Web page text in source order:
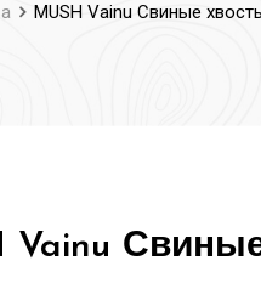
MUSH Vainu Свиные
Vainu